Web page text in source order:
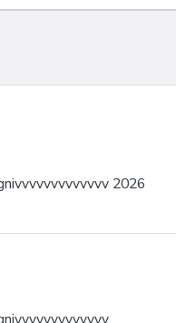
2026